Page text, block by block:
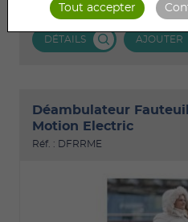
de remboursement
DÉTAILS AJOUTER
Déambulateur
Motion Electric
Réf. : DFRRME
Tout accepter